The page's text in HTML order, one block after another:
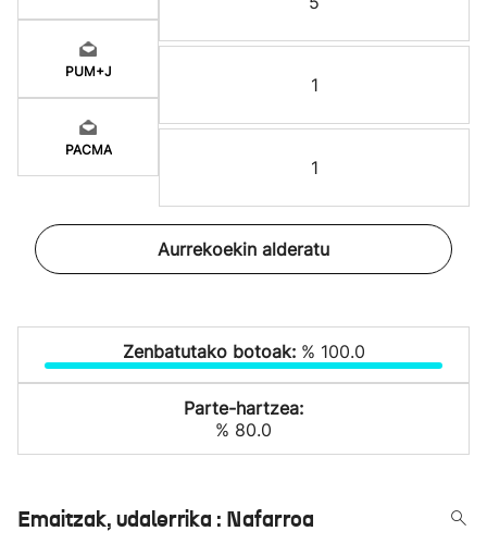
PUM+J
PACMA
1
1
Aurrekoekin alderatu
Zenbatutako botoak: % 100.0
Parte-hartzea:
% 80.0
Emaitzak, udalerrika : Nafarroa